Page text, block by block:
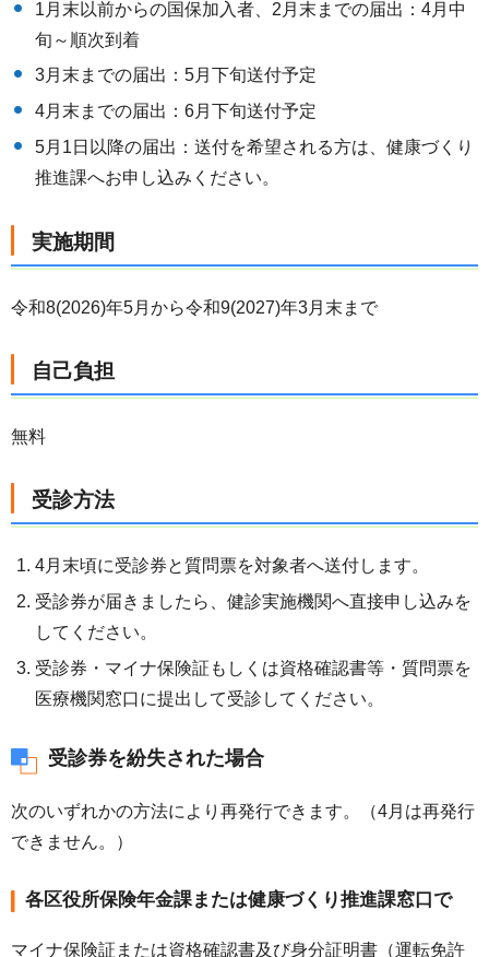
1月末以前からの国保加入者、2月末までの届出：4月中
旬～順次到着
3月末までの届出：5月下旬送付予定
4月末までの届出：6月下旬送付予定
5月1日以降の届出：送付を希望される方は、健康づくり
推進課へお申し込みください。
実施期間
令和8(2026)年5月から令和9(2027)年3月末まで
自己負担
無料
受診方法
4月末頃に受診券と質問票を対象者へ送付します。
受診券が届きましたら、健診実施機関へ直接申し込みを
してください。
受診券・マイナ保険証もしくは資格確認書等・質問票を
医療機関窓口に提出して受診してください。
受診券を紛失された場合
次のいずれかの方法により再発行できます。（4月は再発行
できません。）
各区役所保険年金課または健康づくり推進課窓口で
マイナ保険証または資格確認書及び身分証明書（運転免許